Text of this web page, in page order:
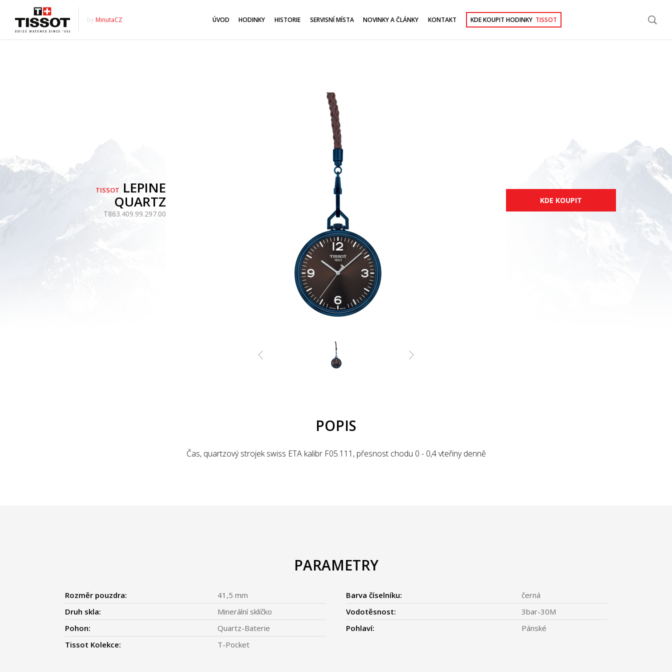
by MinutaCZ ÚVOD HODINKY HISTORIE SERVISNÍ MÍSTA NOVINKY A ČLÁNKY KONTAKT KDE KOUPIT HODINKY TISSOT
TISSOT LEPINE
QUARTZ
T863.409.99.297.00
KDE KOUPIT
POPIS
Čas, quartzový strojek swiss ETA kalibr F05.111, přesnost chodu 0 - 0,4 vteřiny denně
PARAMETRY
Rozměr pouzdra:
41,5 mm
Druh skla:
Minerální sklíčko
Pohon:
Quartz-Baterie
Tissot Kolekce:
T-Pocket
Barva číselníku:
černá
Vodotěsnost:
3bar-30M
Pohlaví:
Pánské